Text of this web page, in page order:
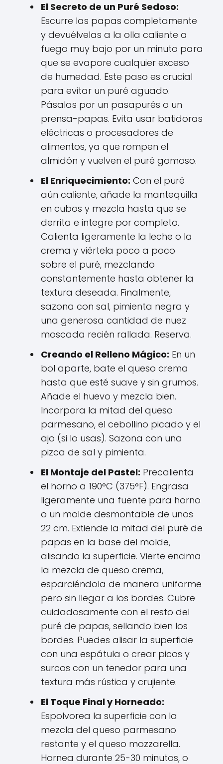
El Secreto de un Puré Sedoso:
Escurre las papas completamente
y devuélvelas a la olla caliente a
fuego muy bajo por un minuto para
que se evapore cualquier exceso
de humedad. Este paso es crucial
para evitar un puré aguado.
Pásalas por un pasapurés o un
prensa-papas. Evita usar batidoras
eléctricas o procesadores de
alimentos, ya que rompen el
almidón y vuelven el puré gomoso.
El Enriquecimiento: Con el puré
aún caliente, añade la mantequilla
en cubos y mezcla hasta que se
derrita e integre por completo.
Calienta ligeramente la leche o la
crema y viértela poco a poco
sobre el puré, mezclando
constantemente hasta obtener la
textura deseada. Finalmente,
sazona con sal, pimienta negra y
una generosa cantidad de nuez
moscada recién rallada. Reserva.
Creando el Relleno Mágico: En un
bol aparte, bate el queso crema
hasta que esté suave y sin grumos.
Añade el huevo y mezcla bien.
Incorpora la mitad del queso
parmesano, el cebollino picado y el
ajo (si lo usas). Sazona con una
pizca de sal y pimienta.
El Montaje del Pastel: Precalienta
el horno a 190°C (375°F). Engrasa
ligeramente una fuente para horno
o un molde desmontable de unos
22 cm. Extiende la mitad del puré de
papas en la base del molde,
alisando la superficie. Vierte encima
la mezcla de queso crema,
esparciéndola de manera uniforme
pero sin llegar a los bordes. Cubre
cuidadosamente con el resto del
puré de papas, sellando bien los
bordes. Puedes alisar la superficie
con una espátula o crear picos y
surcos con un tenedor para una
textura más rústica y crujiente.
El Toque Final y Horneado:
Espolvorea la superficie con la
mezcla del queso parmesano
restante y el queso mozzarella.
Hornea durante 25-30 minutos, o